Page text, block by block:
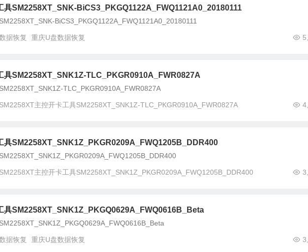
具SM2258XT_SNK-BiCS3_PKGQ1122A_FWQ1121A0_20180111
BiCS3_PKGQ1122A_FWQ1121A0_20180111
据恢复 重庆U盘数据恢复
具SM2258XT_SNK1Z-TLC_PKGR0910A_FWR0827A
TLC_PKGR0910A_FWR0827A
主控开卡工具SM2258XT_SNK1Z-TLC_PKGR0910A_FWR0827A
具SM2258XT_SNK1Z_PKGR0209A_FWQ1205B_DDR400
主控开卡工具SM2258XT_SNK1Z_PKGR0209A_FWQ1205B_DDR400
具SM2258XT_SNK1Z_PKGQ0629A_FWQ0616B_Beta
据恢复 重庆U盘数据恢复